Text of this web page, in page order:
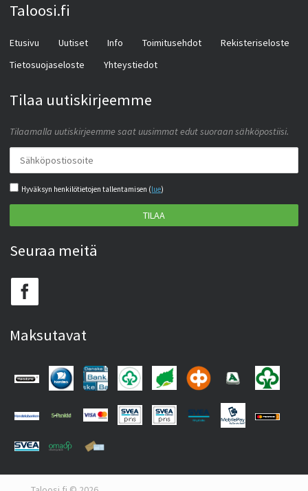
Taloosi.fi
Etusivu Uutiset Info Toimitusehdot
Rekisteriseloste
Tietosuojaseloste
Yhteystiedot
Tilaa uutiskirjeemme
Tilaamalla uutiskirjeemme saat uusimmat edut suoraan sähköpostiisi.
Hyväksyn henkilötietojen tallentamisen (lue)
TILAA
Seuraa meitä
Maksutavat